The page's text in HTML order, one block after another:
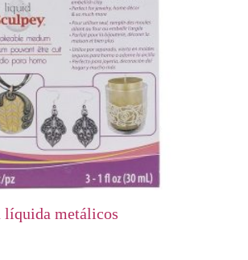
líquida metálicos